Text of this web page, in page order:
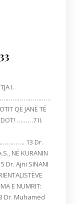
QË JANË TË
DOT! ………7 II.
13 Dr.
NË KURANIN
Ajni SINANI
E NUMRIT:
Muhamed